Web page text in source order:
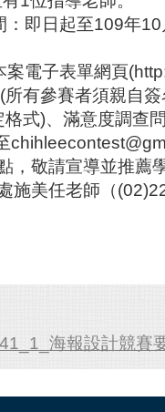
日起至109年10
子表單網頁
有參賽者須親自
式)、滿意度調查
，敬請宣導並推薦
施美任老師（
海報設計競賽